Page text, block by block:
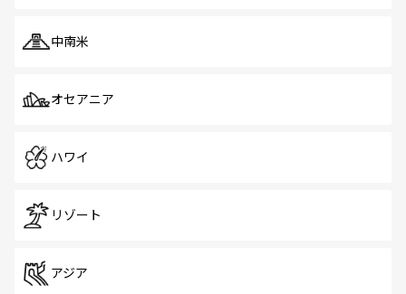
中南米
オセアニア
ハワイ
リゾート
アジア